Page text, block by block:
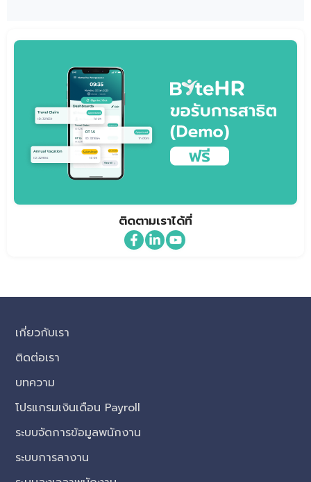
ติดตามเราได้ที่
เกี่ยวกับเรา
ติดต่อเรา
บทความ
โปรแกรมเงินเดือน Payroll
ระบบจัดการข้อมูลพนักงาน
ระบบการลางาน